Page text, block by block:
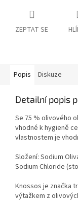
ZEPTAT SE
Popis Diskuze
Detailní popis
Se 75 % olivového
vhodné k hygieně
vlastnostem je
Složení: Sodium
Sodium Chloride
Knossos je značka
výtažkem z